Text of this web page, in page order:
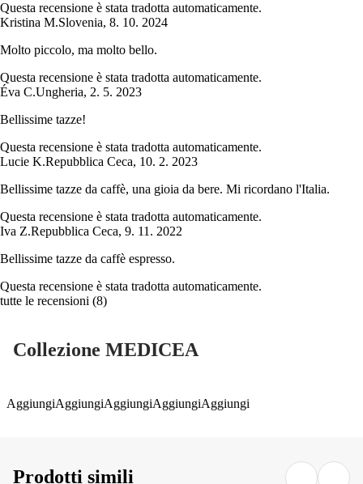
Questa recensione è stata tradotta automaticamente.
Kristina M.Slovenia, 8. 10. 2024
Molto piccolo, ma molto bello.
Questa recensione è stata tradotta automaticamente.
Éva C.Ungheria, 2. 5. 2023
Bellissime tazze!
Questa recensione è stata tradotta automaticamente.
Lucie K.Repubblica Ceca, 10. 2. 2023
Bellissime tazze da caffè, una gioia da bere. Mi ricordano l'Italia.
Questa recensione è stata tradotta automaticamente.
Iva Z.Repubblica Ceca, 9. 11. 2022
Bellissime tazze da caffè espresso.
Questa recensione è stata tradotta automaticamente.
tutte le recensioni (8)
Collezione MEDICEA
AggiungiAggiungiAggiungiAggiungiAggiungi
Prodotti simili